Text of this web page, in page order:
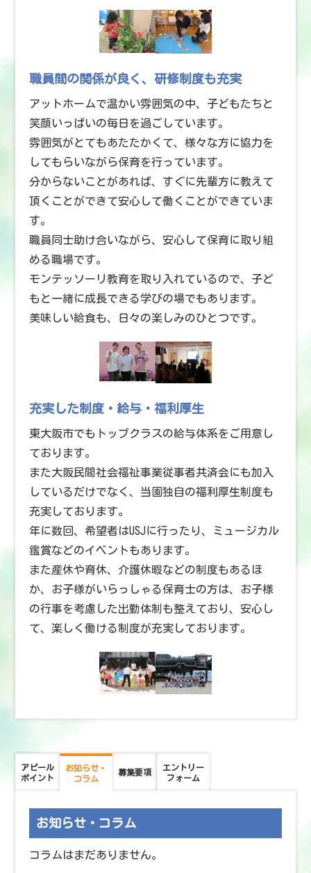
職員間の関係が良く、研修制度も充実
アットホームで温かい雰囲気の中、子どもたちと
笑顔いっぱいの毎日を過ごしています。
雰囲気がとてもあたたかくて、様々な方に協力を
してもらいながら保育を行っています。
分からないことがあれば、すぐに先輩方に教えて
頂くことができて安心して働くことができていま
す。
職員同士助け合いながら、安心して保育に取り組
める職場です。
モンテッソーリ教育を取り入れているので、子ど
もと一緒に成長できる学びの場でもあります。
美味しい給食も、日々の楽しみのひとつです。
充実した制度・給与・福利厚生
東大阪市でもトップクラスの給与体系をご用意し
ております。
また大阪民間社会福祉事業従事者共済会にも加入
しているだけでなく、当園独自の福利厚生制度も
充実しております。
年に数回、希望者はUSJに行ったり、ミュージカル
鑑賞などのイベントもあります。
また産休や育休、介護休暇などの制度もあるほ
か、お子様がいらっしゃる保育士の方は、お子様
の行事を考慮した出勤体制も整えており、安心し
て、楽しく働ける制度が充実しております。
アピール
ポイント
お知らせ・
コラム
募集要項
エントリー
フォーム
お知らせ・コラム
コラムはまだありません。